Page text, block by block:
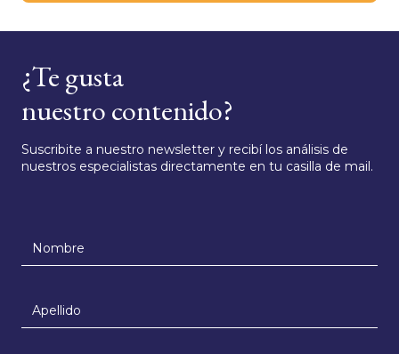
¿Te gusta
nuestro contenido?
Suscribite a nuestro newsletter y recibí los análisis de
nuestros especialistas directamente en tu casilla de mail.